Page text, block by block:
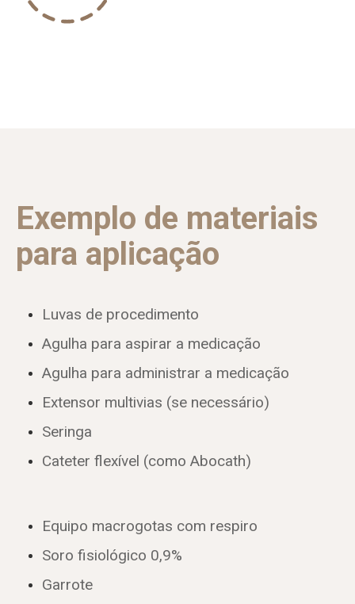
Exemplo de materiais
para aplicação
Luvas de procedimento
Agulha para aspirar a medicação
Agulha para administrar a medicação
Extensor multivias (se necessário)
Seringa
Cateter flexível (como Abocath)
Equipo macrogotas com respiro
Soro fisiológico 0,9%
Garrote